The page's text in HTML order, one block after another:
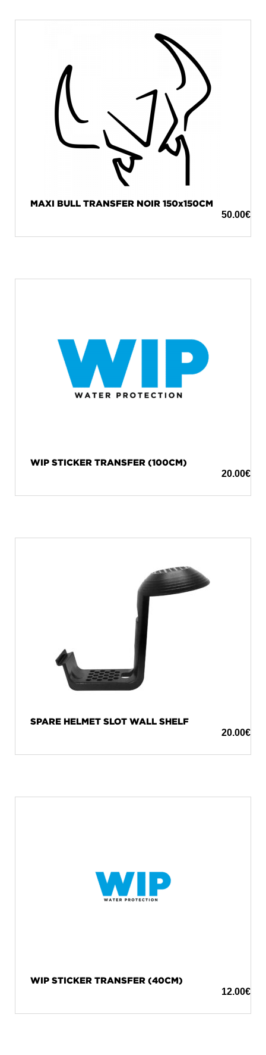
MAXI BULL TRANSFER NOIR 150x150CM
50.00€
WIP STICKER TRANSFER (100CM)
20.00€
SPARE HELMET SLOT WALL SHELF
20.00€
WIP STICKER TRANSFER (40CM)
12.00€